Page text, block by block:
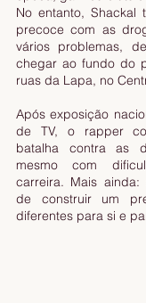
No entanto, Shackal
precoce com as
vários problemas,
chegar ao fundo do
ruas da Lapa, no
Após exposição
de TV, o rapper
batalha contra as
mesmo com
carreira. Mais
de construir um
diferentes para si e